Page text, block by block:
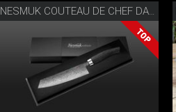
NESMUK COUTEAU DE CHEF DAMAS ENTIER